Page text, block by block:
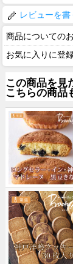
レビューを書
商品についての
お気に入りに登
この商品を見
こちらの商品